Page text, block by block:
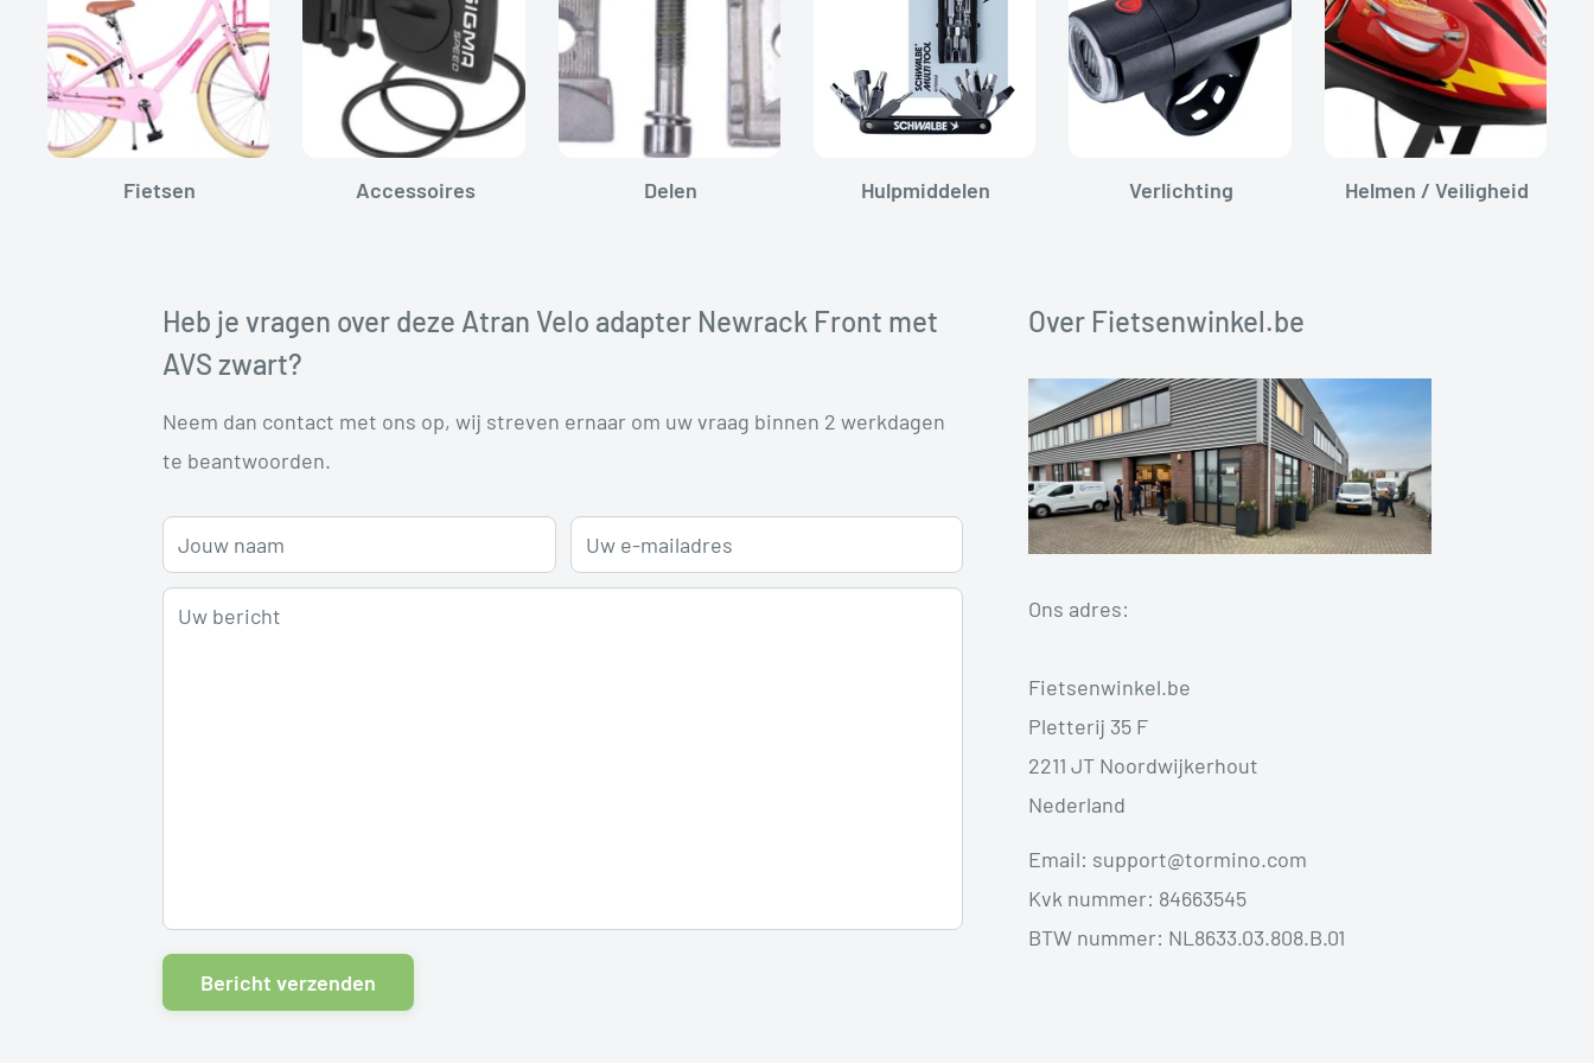
Fietsen Accessoires Delen Hulpmiddelen Verlichting Helmen / Veiligheid
Heb je vragen over deze Atran Velo adapter Newrack Front met
AVS zwart?
Neem dan contact met ons op, wij streven ernaar om uw vraag binnen 2 werkdagen
te beantwoorden.
Jouw naam Uw e-mailadres
Uw bericht
Bericht verzenden
Over Fietsenwinkel.be
Ons adres:
Fietsenwinkel.be
Pletterij 35 F
2211 JT Noordwijkerhout
Nederland
Email: support@tormino.com
Kvk nummer: 84663545
BTW nummer: NL8633.03.808.B.01